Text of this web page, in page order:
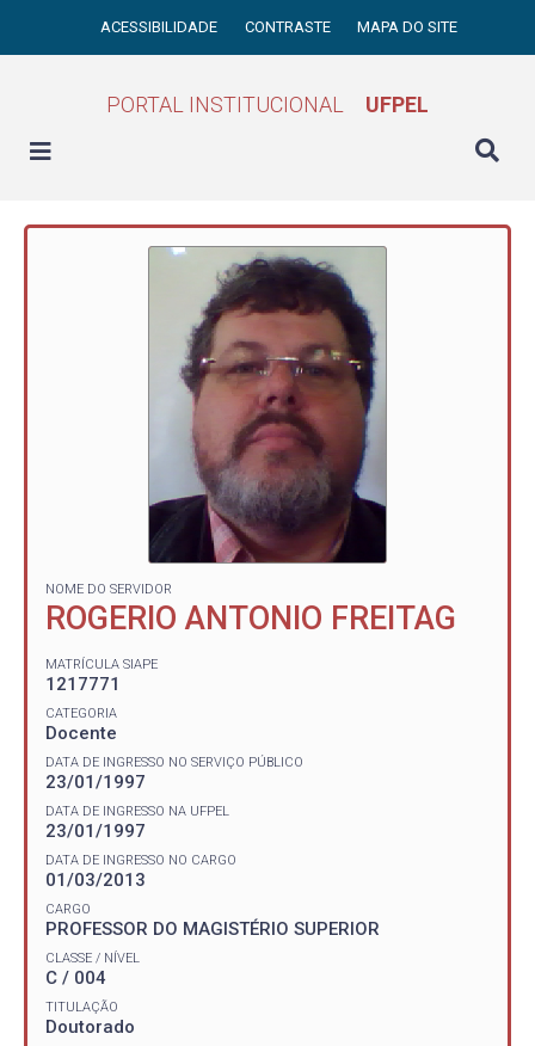
ACESSIBILIDADE CONTRASTE MAPA DO SITE
PORTAL INSTITUCIONAL UFPEL
NOME DO SERVIDOR
ROGERIO ANTONIO FREITAG
MATRÍCULA SIAPE
1217771
CATEGORIA
Docente
DATA DE INGRESSO NO SERVIÇO PÚBLICO
23/01/1997
DATA DE INGRESSO NA UFPEL
23/01/1997
DATA DE INGRESSO NO CARGO
01/03/2013
CARGO
PROFESSOR DO MAGISTÉRIO SUPERIOR
CLASSE / NÍVEL
C / 004
TITULAÇÃO
Doutorado